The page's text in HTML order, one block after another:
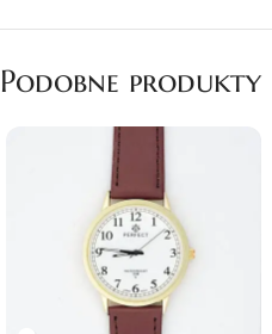
Podobne produkty